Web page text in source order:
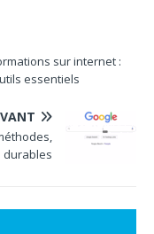
sur internet :
essentiels
durables